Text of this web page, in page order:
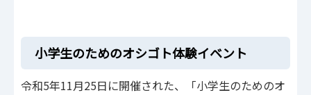
小学生のためのオシゴト体験イベント
令和5年11月25日に開催された、「小学生のためのオ